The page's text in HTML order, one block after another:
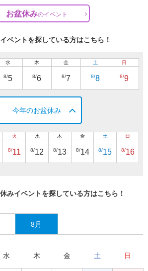
お盆休みのイベント
ベントを探している方はこちら！
水
8/5
木
8/6
金
8/7
土
8/8
日
8/9
今年のお盆休み
火
8/11
水
8/12
木
8/13
金
8/14
土
8/15
日
8/16
みイベントを探している方はこちら！
8月
水 木 金 土 日